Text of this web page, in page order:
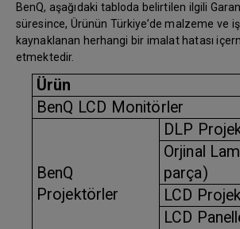
BenQ, aşağıdaki tabloda belirtilen ilgili
süresince, Ürünün Türkiye’de malzeme ve
kaynaklanan herhangi bir imalat hatası
etmektedir.
Ürün
BenQ LCD Monitörler
BenQ
Projektörler
DLP
Orjinal
parça)
LCD
LCD